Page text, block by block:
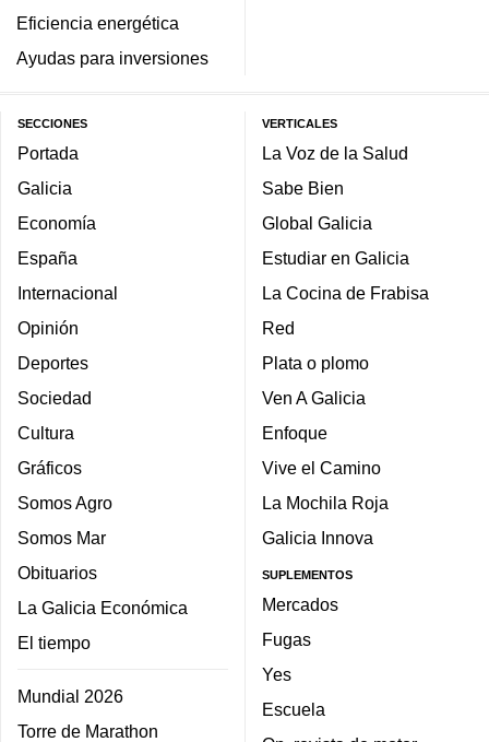
Eficiencia energética
Ayudas para inversiones
SECCIONES
Portada
Galicia
Economía
España
Internacional
Opinión
Deportes
Sociedad
Cultura
Gráficos
Somos Agro
Somos Mar
Obituarios
La Galicia Económica
El tiempo
Mundial 2026
Torre de Marathon
VERTICALES
La Voz de la Salud
Sabe Bien
Global Galicia
Estudiar en Galicia
La Cocina de Frabisa
Red
Plata o plomo
Ven A Galicia
Enfoque
Vive el Camino
La Mochila Roja
Galicia Innova
SUPLEMENTOS
Mercados
Fugas
Yes
Escuela